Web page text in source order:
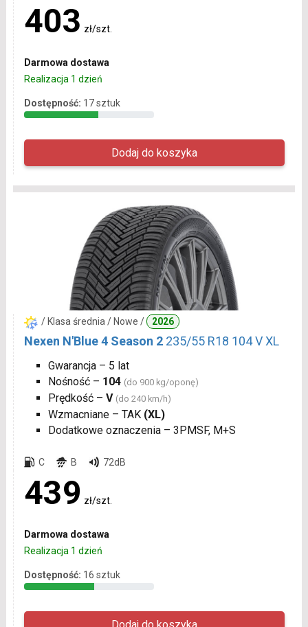
403 zł/szt.
Darmowa dostawa
Realizacja 1 dzień
Dostępność: 17 sztuk
/ Klasa średnia / Nowe / 2026
Nexen N'Blue 4 Season 2 235/55 R18 104 V XL
Gwarancja – 5 lat
Nośność – 104 (do 900 kg/oponę)
Prędkość – V (do 240 km/h)
Wzmacniane – TAK (XL)
Dodatkowe oznaczenia – 3PMSF, M+S
C B 72dB
439 zł/szt.
Darmowa dostawa
Realizacja 1 dzień
Dostępność: 16 sztuk